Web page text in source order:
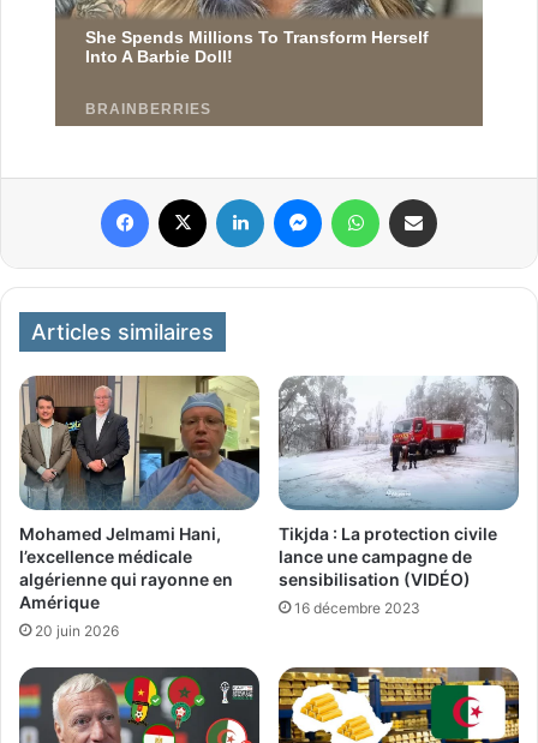
Articles similaires
Mohamed Jelmami Hani,
l’excellence médicale
algérienne qui rayonne en
Amérique
20 juin 2026
Tikjda : La protection civile
lance une campagne de
sensibilisation (VIDÉO)
16 décembre 2023